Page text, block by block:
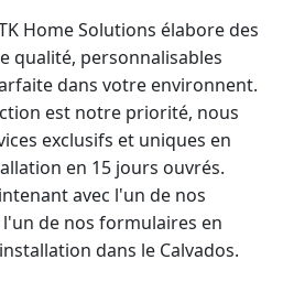
Home Solutions élabore des
qualité, personnalisables
dans votre environnent.
est notre priorité, nous
exclusifs et uniques en
en 15 jours ouvrés.
avec l'un de nos
de nos formulaires en
dans le Calvados.